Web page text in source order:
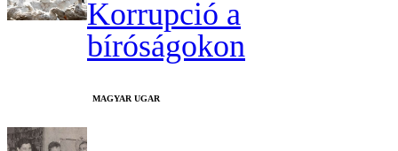
Korrupció a
bíróságokon
MAGYAR UGAR